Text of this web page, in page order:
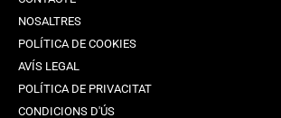
NOSALTRES
POLÍTICA DE COOKIES
AVÍS LEGAL
POLÍTICA DE PRIVACITAT
CONDICIONS D'ÚS